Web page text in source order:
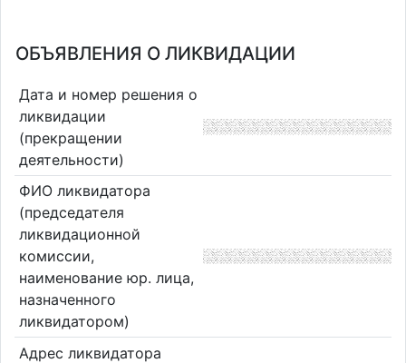
ОБЪЯВЛЕНИЯ О ЛИКВИДАЦИИ
Дата и номер решения о
ликвидации
(прекращении
деятельности)
ФИО ликвидатора
(председателя
ликвидационной
комиссии,
наименование юр. лица,
назначенного
ликвидатором)
Адрес ликвидатора